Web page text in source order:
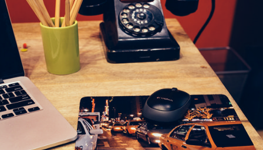
Ваш город:
Ваш регион доставки
Выберите из списка: